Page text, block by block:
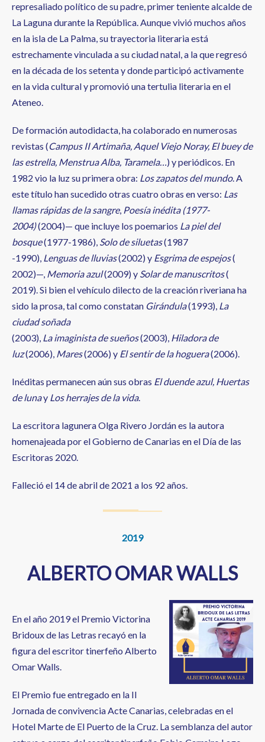
represaliado político de su padre, primer teniente alcalde de
La Laguna durante la República. Aunque vivió muchos años
en la isla de La Palma, su trayectoria literaria está
estrechamente vinculada a su ciudad natal, a la que regresó
en la década de los setenta y donde participó activamente
en la vida cultural y promovió una tertulia literaria en el
Ateneo.
De formación autodidacta, ha colaborado en numerosas
revistas (Campus II Artimaña, Aquel Viejo Noray, El buey de
las estrella, Menstrua Alba, Taramela…) y periódicos. En
1982 vio la luz su primera obra: Los zapatos del mundo. A
este título han sucedido otras cuatro obras en verso: Las
llamas rápidas de la sangre, Poesía inédita (1977-
2004)(2004)— que incluye los poemarios La piel del
bosque(1977-1986), Solo de siluetas(1987
-1990), Lenguas de lluvias(2002) y Esgrima de espejos(
2002)—, Memoria azul(2009) y Solar de manuscritos(
2019). Si bien el vehículo dilecto de la creación riveriana ha
sido la prosa, tal como constatan Girándula(1993), La
ciudad soñada
(2003), La imaginista de sueños(2003), Hiladora de
luz(2006), Mares(2006) y El sentir de la hoguera(2006).
Inéditas permanecen aún sus obras El duende azul, Huertas
de lunay Los herrajes de la vida.
La escritora lagunera Olga Rivero Jordán es la autora
homenajeada por el Gobierno de Canarias en el Día de las
Escritoras 2020.
Falleció el 14 de abril de 2021 a los 92 años.
2019
ALBERTO OMAR WALLS
En el año 2019 el Premio Victorina
Bridoux de las Letras recayó en la
figura del escritor tinerfeño Alberto
Omar Walls.
El Premio fue entregado en la II
Jornada de convivencia Acte Canarias, celebradas en el
Hotel Marte de El Puerto de la Cruz. La semblanza del autor